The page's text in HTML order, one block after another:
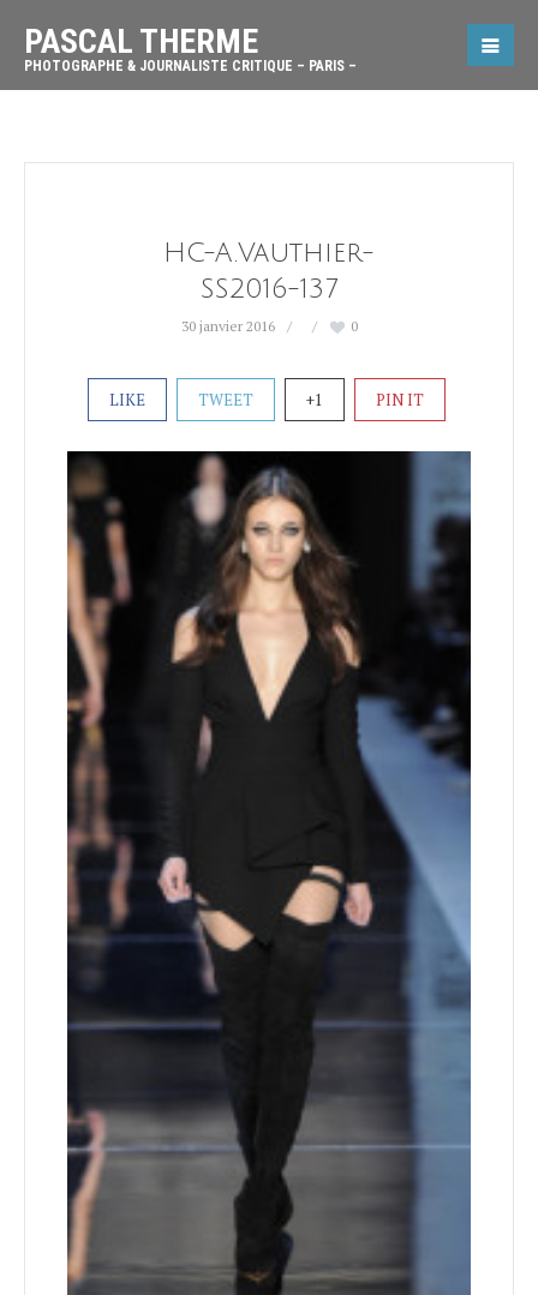
PASCAL THERME
PHOTOGRAPHE & JOURNALISTE CRITIQUE – PARIS –
HC-A.Vauthier-
SS2016-137
30 janvier 2016 0
LIKE TWEET +1 PIN IT